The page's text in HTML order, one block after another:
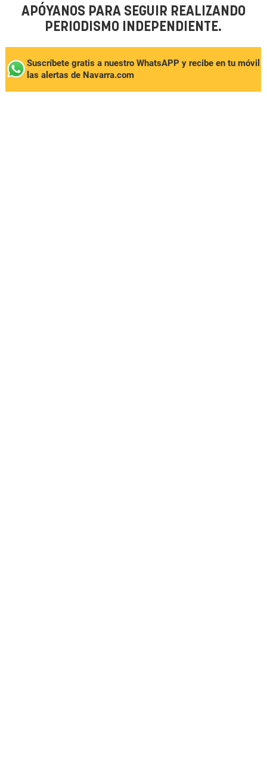
APÓYANOS PARA SEGUIR REALIZANDO
PERIODISMO INDEPENDIENTE.
Suscríbete gratis a nuestro WhatsAPP y recibe en tu móvil
las alertas de Navarra.com